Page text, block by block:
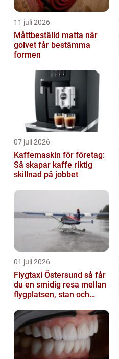
11 juli 2026
Måttbeställd matta när
golvet får bestämma
formen
07 juli 2026
Kaffemaskin för företag:
Så skapar kaffe riktig
skillnad på jobbet
01 juli 2026
Flygtaxi Östersund så får
du en smidig resa mellan
flygplatsen, stan och